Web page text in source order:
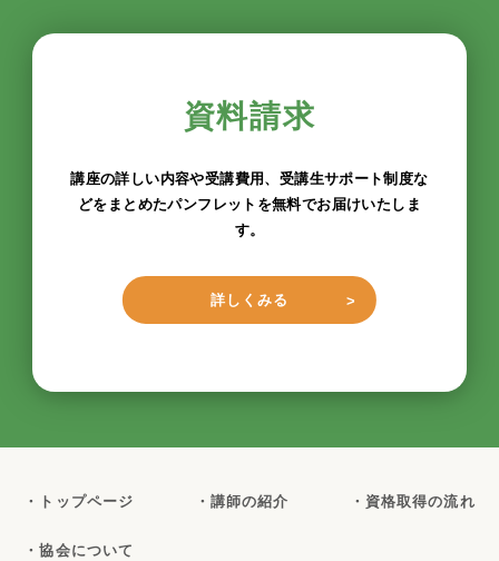
資料請求
講座の詳しい内容や受講費用、受講生サポート制度な
どをまとめたパンフレットを無料でお届けいたしま
す。
詳しくみる
・トップページ ・講師の紹介 ・資格取得の流れ
・協会について